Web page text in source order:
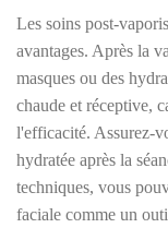
Les soins post-
avantages. Après la
masques ou des
chaude et réceptive,
l'efficacité. Assurez-
hydratée après la
techniques, vous
faciale comme un